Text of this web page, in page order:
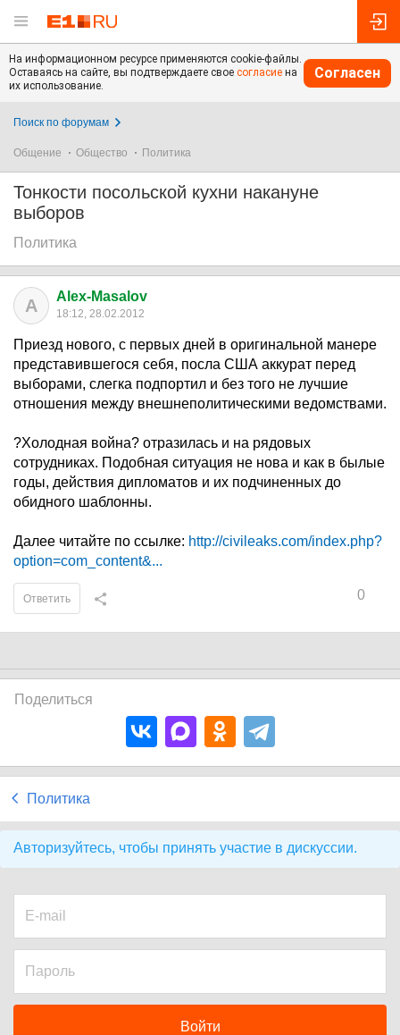
На информационном ресурсе применяются cookie-файлы.
Оставаясь на сайте, вы подтверждаете свое согласие на
их использование.
Согласен
Поиск по форумам
Общение Общество Политика
Тонкости посольской кухни накануне
выборов
Политика
A Alex-Masalov
18:12, 28.02.2012
Приезд нового, с первых дней в оригинальной манере
представившегося себя, посла США аккурат перед
выборами, слегка подпортил и без того не лучшие
отношения между внешнеполитическими ведомствами.
?Холодная война? отразилась и на рядовых
сотрудниках. Подобная ситуация не нова и как в былые
годы, действия дипломатов и их подчиненных до
обидного шаблонны.
Далее читайте по ссылке: http://civileaks.com/index.php?
option=com_content&...
0
Ответить
Поделиться
Политика
Авторизуйтесь, чтобы принять участие в дискуссии.
Войти